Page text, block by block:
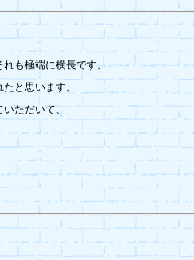
も極端に横長です。
と思います。
いただいて、